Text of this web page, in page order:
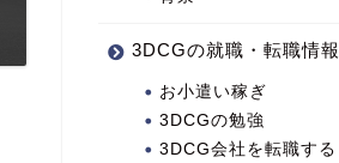
3DCGの就職・転職情報
お小遣い稼ぎ
3DCGの勉強
3DCG会社を転職する